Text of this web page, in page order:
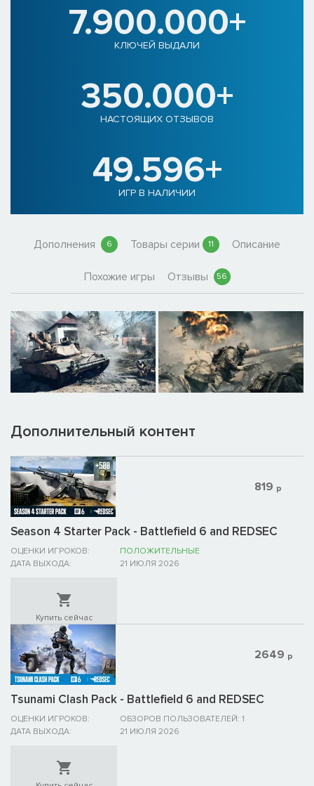
7.900.000+
КЛЮЧЕЙ ВЫДАЛИ
350.000+
НАСТОЯЩИХ ОТЗЫВОВ
49.596+
ИГР В НАЛИЧИИ
Дополнения 6 Товары серии 11 Описание
Похожие игры Отзывы 56
Дополнительный контент
Season 4 Starter Pack - Battlefield 6 and REDSEC
ОЦЕНКИ ИГРОКОВ:
ПОЛОЖИТЕЛЬНЫЕ
ДАТА ВЫХОДА:
21 ИЮЛЯ 2026
819 р
Купить сейчас
Tsunami Clash Pack - Battlefield 6 and REDSEC
ОЦЕНКИ ИГРОКОВ:
ОБЗОРОВ ПОЛЬЗОВАТЕЛЕЙ: 1
ДАТА ВЫХОДА:
21 ИЮЛЯ 2026
2649 р